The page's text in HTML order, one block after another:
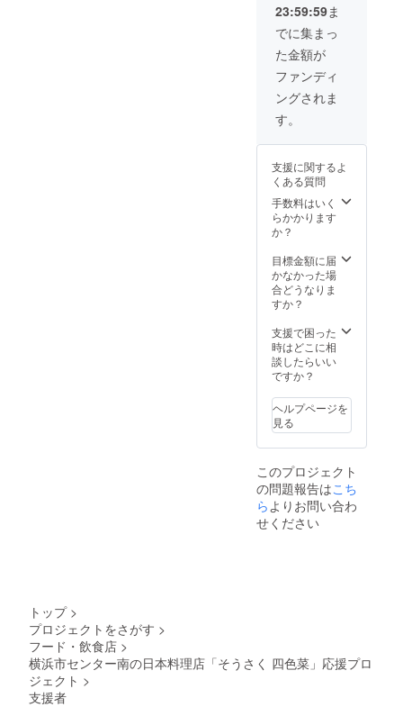
に申し訳ござい
ませんが チケッ
トの履行ができ
かねますので何
卒ご了承くださ
い。
23:59:59ま
でに集まっ
た金額が
ファンディ
ングされま
す。
支援に関するよ
くある質問
手数料はいく
らかかります
か？
目標金額に届
かなかった場
合どうなりま
すか？
支援で困った
時はどこに相
談したらいい
ですか？
ヘルプページを
見る
このプロジェクト
の問題報告はこち
らよりお問い合わ
せください
トップ >
プロジェクトをさがす >
フード・飲食店 >
横浜市センター南の日本料理店「そうさく 四色菜」応援プロ
ジェクト >
支援者